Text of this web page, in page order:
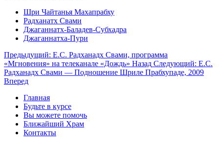
Шри Чайтанья Махапрабху
Радханатх Свами
Джаганнатх-Баладев-Субхадра
Джаганнатха-Пури
Предыдущий: Е.С. Радханадх Свами, программа
«Мгновения» на телеканале «Дождь» Назад Следующий: Е.С.
Радханадх Свами — Подношение Шриле Прабхупаде, 2009
Вперед
Главная
Будьте в курсе
Вы можете помочь
Ближайший Храм
Контакты